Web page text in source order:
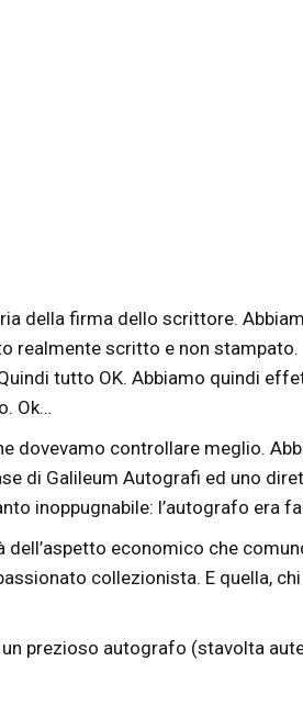
della firma dello scrittore.
realmente scritto e non stampato.
tutto OK. Abbiamo quindi
Ok…
dovevamo controllare meglio.
di Galileum Autografi ed uno
inoppugnabile: l’autografo era
dell’aspetto economico che
collezionista. E quella, chi
prezioso autografo (stavolta